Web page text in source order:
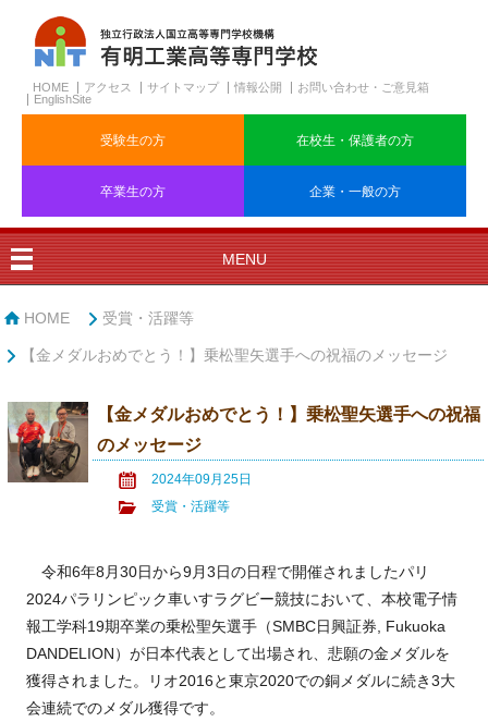
HOME アクセス サイトマップ 情報公開
お問い合わせ・ご意見箱
EnglishSite
受験生の方 在校生・保護者の方
卒業生の方 企業・一般の方
MENU
HOME 受賞・活躍等
【金メダルおめでとう！】乗松聖矢選手への祝福のメッセージ
【金メダルおめでとう！】乗松聖矢選手への祝福
のメッセージ
2024年09月25日
受賞・活躍等
令和6年8月30日から9月3日の日程で開催されましたパリ
2024パラリンピック車いすラグビー競技において、本校電子情
報工学科19期卒業の乗松聖矢選手（SMBC日興証券, Fukuoka
DANDELION）が日本代表として出場され、悲願の金メダルを
獲得されました。リオ2016と東京2020での銅メダルに続き3大
会連続でのメダル獲得です。